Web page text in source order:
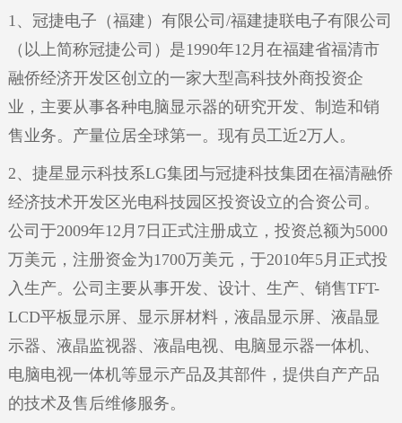
1、冠捷电子（福建）有限公司/福建捷联电子有限公司
（以上简称冠捷公司）是1990年12月在福建省福清市
融侨经济开发区创立的一家大型高科技外商投资企
业，主要从事各种电脑显示器的研究开发、制造和销
售业务。产量位居全球第一。现有员工近2万人。
2、捷星显示科技系LG集团与冠捷科技集团在福清融侨
经济技术开发区光电科技园区投资设立的合资公司。
公司于2009年12月7日正式注册成立，投资总额为5000
万美元，注册资金为1700万美元，于2010年5月正式投
入生产。公司主要从事开发、设计、生产、销售TFT-
LCD平板显示屏、显示屏材料，液晶显示屏、液晶显
示器、液晶监视器、液晶电视、电脑显示器一体机、
电脑电视一体机等显示产品及其部件，提供自产产品
的技术及售后维修服务。